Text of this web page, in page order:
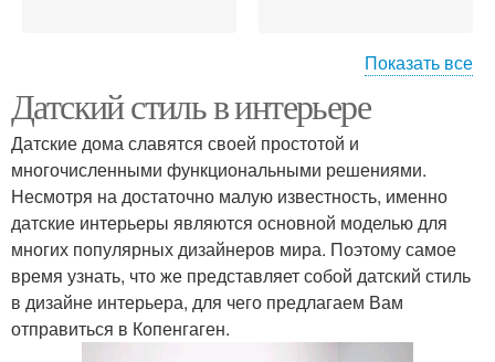
Знакомство со стилем Эклектик в одежде
Модный стиль
Показать все
Датский стиль в интерьере
Датские дома славятся своей простотой и
многочисленными функциональными решениями.
Несмотря на достаточно малую известность, именно
датские интерьеры являются основной моделью для
многих популярных дизайнеров мира. Поэтому самое
время узнать, что же представляет собой датский стиль
в дизайне интерьера, для чего предлагаем Вам
отправиться в Копенгаген.